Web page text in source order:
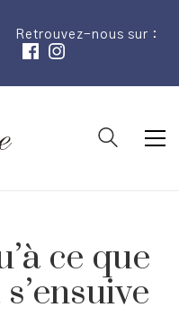
Retrouvez-nous sur :
ce que